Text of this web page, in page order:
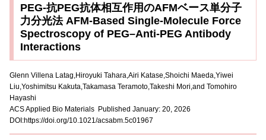
PEG-抗PEG抗体相互作用のAFMベース単分子
力分光法 AFM-Based Single-Molecule Force
Spectroscopy of PEG–Anti-PEG Antibody
Interactions
Glenn Villena Latag,Hiroyuki Tahara,Airi Katase,Shoichi Maeda,Yiwei
Liu,Yoshimitsu Kakuta,Takamasa Teramoto,Takeshi Mori,and Tomohiro
Hayashi
ACS Applied Bio Materials Published January: 20, 2026
DOI:https://doi.org/10.1021/acsabm.5c01967